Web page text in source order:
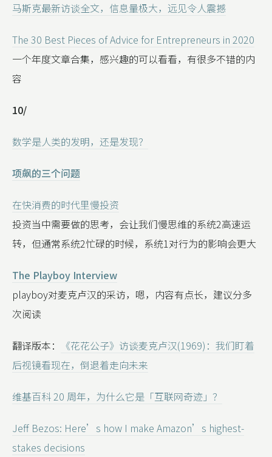
马斯克最新访谈全文，信息量极大，远见令人震撼
The 30 Best Pieces of Advice for Entrepreneurs in 2020
一个年度文章合集，感兴趣的可以看看，有很多不错的内
容
10/
数学是人类的发明，还是发现？
项飙的三个问题
在快消费的时代里慢投资
投资当中需要做的思考，会让我们慢思维的系统2高速运
转，但通常系统2忙碌的时候，系统1对行为的影响会更大
The Playboy Interview
playboy对麦克卢汉的采访，嗯，内容有点长，建议分多
次阅读
翻译版本：
《花花公子》访谈麦克卢汉(1969)：我们盯着
后视镜看现在，倒退着走向未来
维基百科 20 周年，为什么它是「互联网奇迹」？
Jeff Bezos: Here’s how I make Amazon’s highest-
stakes decisions